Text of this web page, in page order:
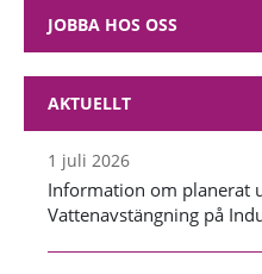
AKTUELLT
1 juli 2026
Information om planerat
Vattenavstängning på
JOBBA HOS OSS